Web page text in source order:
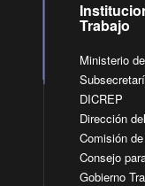
Trabajo
Ministerio
DICREP
Dirección
Comisión
Consejo
Gobierno